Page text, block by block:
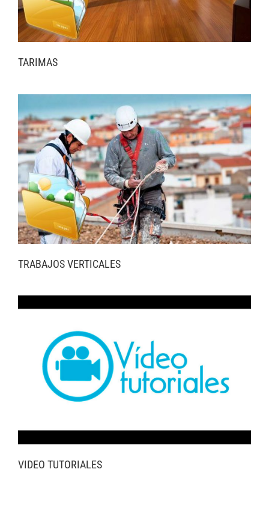
TARIMAS
TRABAJOS VERTICALES
VIDEO TUTORIALES